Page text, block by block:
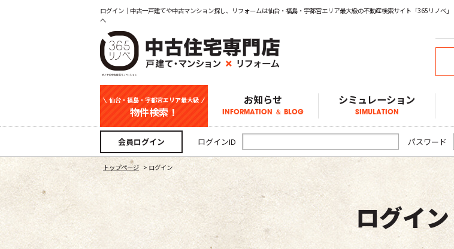
ログイン｜中古一戸建てや中古マンション探し、リフォームは仙台・福島・宇都宮エリア最大級の不動産検索サイト「365リノベ」
へ
仙台・福島・宇都宮エリア最大級
物件検索！
中古一戸建て
マンション
新築一戸建て
土地
事業用
お知らせ
INFORMATION ＆ BLOG
お知らせ
仙台エリア物件情報
福島エリア物件情報
宇都宮エリア物件情報
スタッフブログ
シミュレーション
SIMULATION
会員ログイン ログインID パスワード
トップページ > ログイン
ログイン